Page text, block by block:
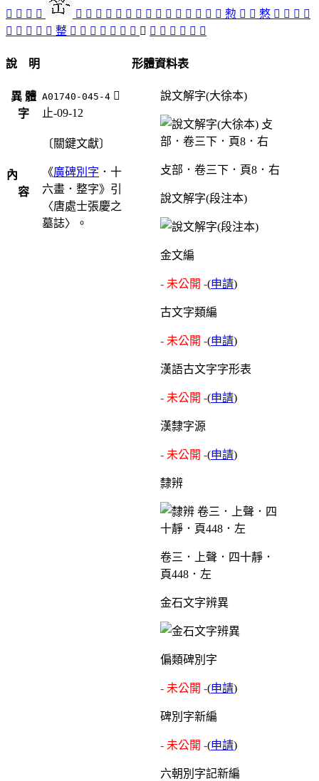
󲠘 󲟷 𠢦 󲠞 󲠁 󲠋 󲠎 󲟿 󲟺 󲠃 󲠉 󲠂 𢝗 󲟹 󲠑 󲠊 󲟻 󲠀 󲠒 愸 󲠏 󲠝 憗 󲠐 󲠛 󲠚 󲟼
󲠇 󲠓 󲠆 𢿋 󲠙 𢿫 󲟸 󲠗 󲠈 󲠄 󲠕 󲟾 󲠅 󲠜 󲟽 󲠍 󲠖 𣦔 󲠔 󲟶
說 明
異 體
字
A01740-045-4 󲠜
止-09-12
內
容
〔關鍵文獻〕
《廣碑別字 ．十
六畫．整字》引
〈唐處士張慶之
墓誌〉。
形體資料表
說文解字(大徐本)
攴部．卷三下．頁8．右
說文解字(段注本)
金文編
- 未公開 -(申請)
古文字類編
- 未公開 -(申請)
漢語古文字字形表
- 未公開 -(申請)
漢隸字源
- 未公開 -(申請)
隸辨
卷三．上聲．四十靜．
頁448．左
金石文字辨異
偏類碑別字
- 未公開 -(申請)
碑別字新編
- 未公開 -(申請)
六朝別字記新編